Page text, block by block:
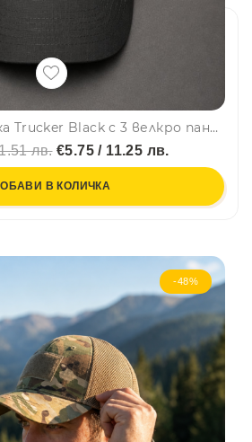
Тактическа шапка Trucker Black с 3 велкро панела за нашивки и емблеми - направи собствен дизайн
лв.€5.75 / 11.25 лв.
В КОЛИЧКА
-48%